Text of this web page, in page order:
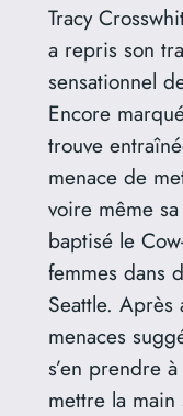
Tracy
a repris son
sensationnel
Encore
trouve
menace de
voire même
baptisé le
femmes dans
Seattle.
menaces
s’en prendre
mettre la